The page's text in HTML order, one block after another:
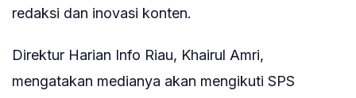
redaksi dan inovasi konten.
Direktur Harian Info Riau, Khairul Amri,
mengatakan medianya akan mengikuti SPS